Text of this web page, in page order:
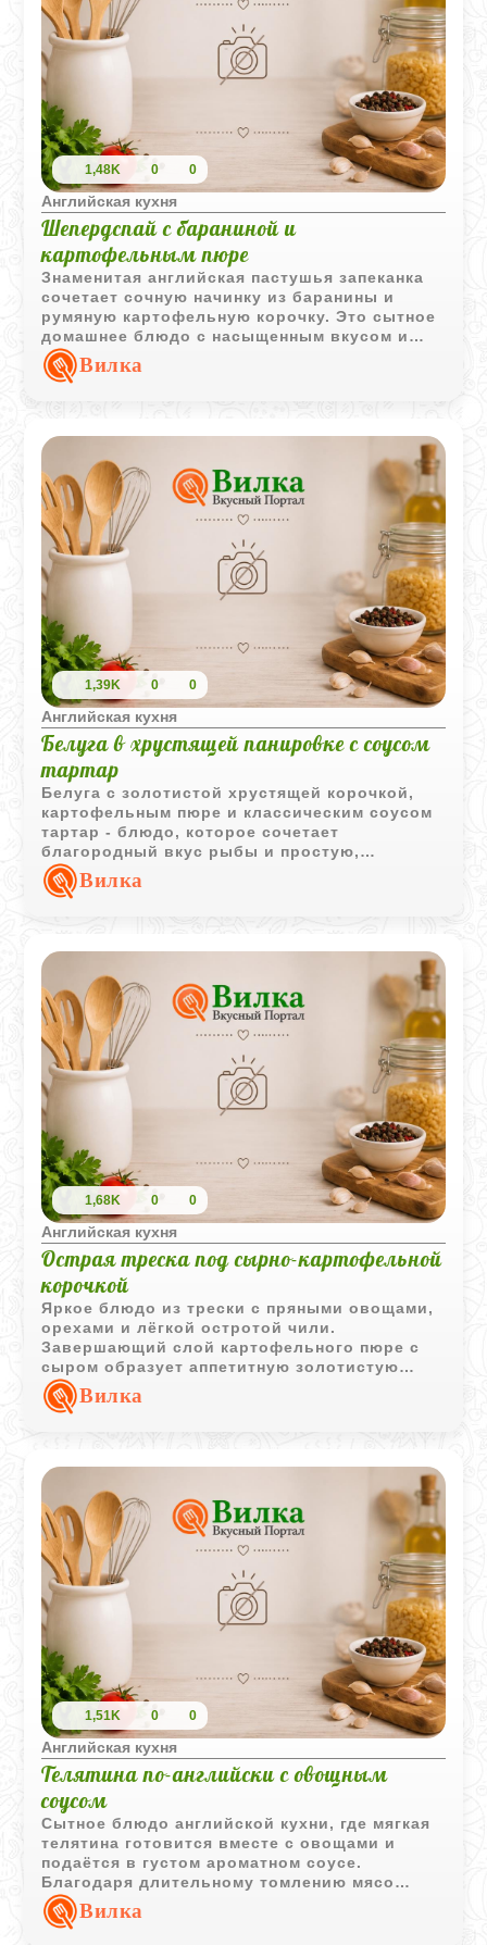
1,48K 0 0
Английская кухня
Шепердспай с бараниной и
картофельным пюре
Знаменитая английская пастушья запеканка
сочетает сочную начинку из баранины и
румяную картофельную корочку. Это сытное
домашнее блюдо с насыщенным вкусом и
простыми ингредиентами, проверенное
временем.
Вилка
1,39K 0 0
Английская кухня
Белуга в хрустящей панировке с соусом
тартар
Белуга с золотистой хрустящей корочкой,
картофельным пюре и классическим соусом
тартар - блюдо, которое сочетает
благородный вкус рыбы и простую,
проверенную временем подачу.
Вилка
1,68K 0 0
Английская кухня
Острая треска под сырно-картофельной
корочкой
Яркое блюдо из трески с пряными овощами,
орехами и лёгкой остротой чили.
Завершающий слой картофельного пюре с
сыром образует аппетитную золотистую
корочку, которая делает подачу особенно
эффектной.
Вилка
1,51K 0 0
Английская кухня
Телятина по-английски с овощным
соусом
Сытное блюдо английской кухни, где мягкая
телятина готовится вместе с овощами и
подаётся в густом ароматном соусе.
Благодаря длительному томлению мясо
становится особенно сочным и хорошо
сочетается с картофелем.
Вилка